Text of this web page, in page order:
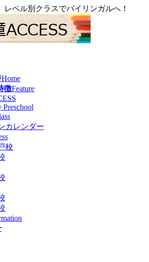
ベル別クラスでバイリンガルへ！
Home
徴Feature
Preschool
カレンダー
校